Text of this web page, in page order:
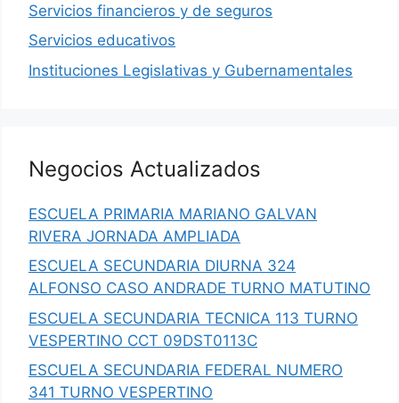
Servicios financieros y de seguros
Servicios educativos
Instituciones Legislativas y Gubernamentales
Negocios Actualizados
ESCUELA PRIMARIA MARIANO GALVAN
RIVERA JORNADA AMPLIADA
ESCUELA SECUNDARIA DIURNA 324
ALFONSO CASO ANDRADE TURNO MATUTINO
ESCUELA SECUNDARIA TECNICA 113 TURNO
VESPERTINO CCT 09DST0113C
ESCUELA SECUNDARIA FEDERAL NUMERO
341 TURNO VESPERTINO